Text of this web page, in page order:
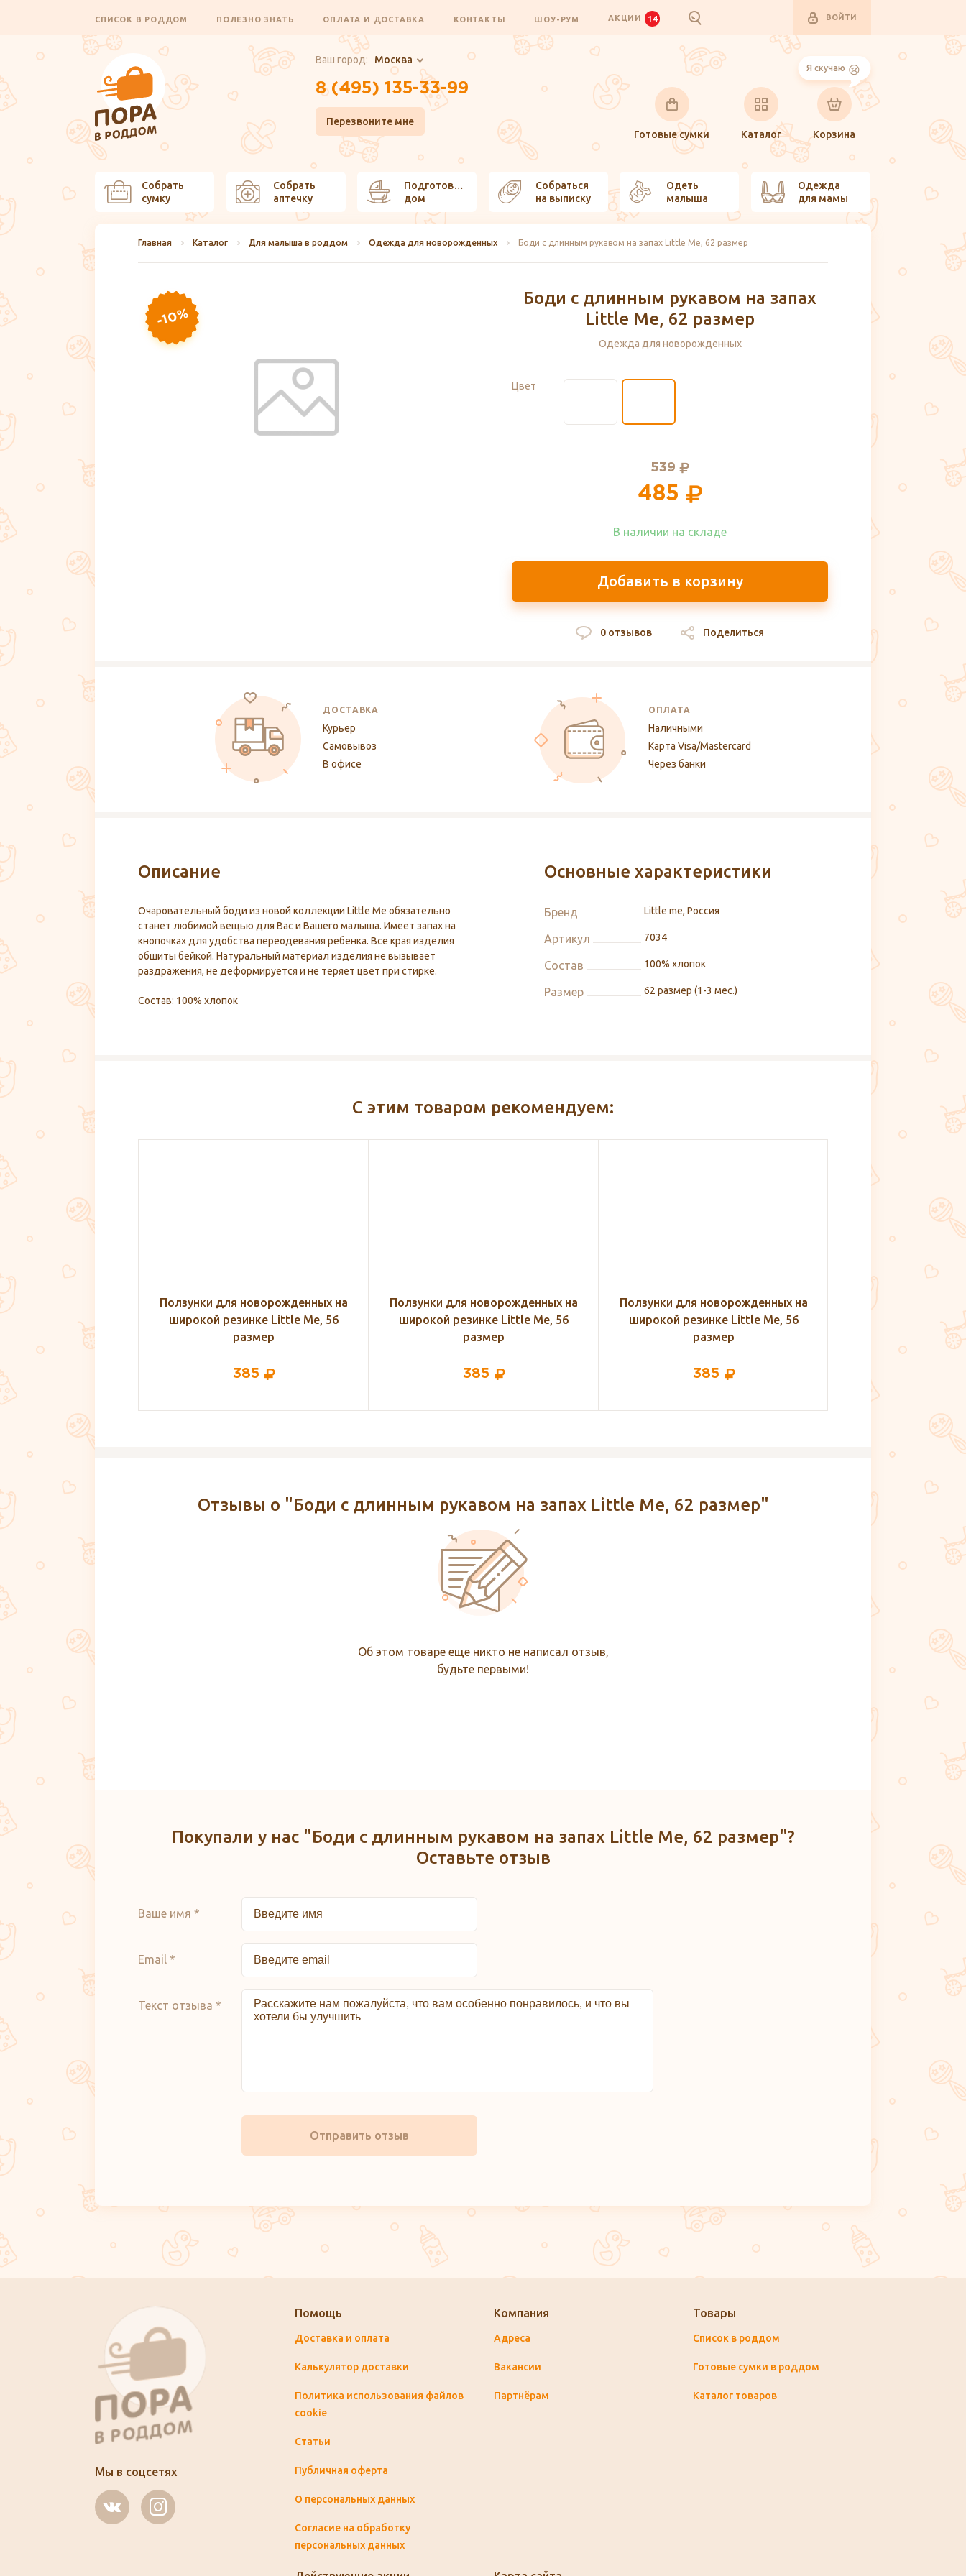
СПИСОК В РОДДОМ ПОЛЕЗНО ЗНАТЬ ОПЛАТА И ДОСТАВКА КОНТАКТЫ ШОУ-РУМ АКЦИИ 14 ВОЙТИ
Ваш город: Москва
8 (495) 135-33-99
Перезвоните мне
Готовые сумки
Каталог
Я скучаю
Корзина
Собрать
сумку
Собрать
аптечку
Подготовить
дом
Собраться
на выписку
Одеть
малыша
Одежда
для мамы
Главная Каталог Для малыша в роддом Одежда для новорожденных Боди с длинным рукавом на запах Little Me, 62 размер
-10%
Боди с длинным рукавом на запах
Little Me, 62 размер
Одежда для новорожденных
Цвет
539
485
В наличии на складе​
Добавить в корзину
0 отзывов Поделиться
ДОСТАВКА
Курьер
Самовывоз
В офисе
ОПЛАТА
Наличными
Карта Visa/Mastercard
Через банки
Описание
Очаровательный боди из новой коллекции Little Me обязательно
станет любимой вещью для Вас и Вашего малыша. Имеет запах на
кнопочках для удобства переодевания ребенка. Все края изделия
обшиты бейкой. Натуральный материал изделия не вызывает
раздражения, не деформируется и не теряет цвет при стирке.
Состав: 100% хлопок
Основные характеристики
Бренд Little me, Россия
Артикул 7034
Состав 100% хлопок
Размер 62 размер (1-3 мес.)
С этим товаром рекомендуем:
новорожденных на
Little Me, 56
385
Ползунки для новорожденных на
широкой резинке Little Me, 56
размер
385
Ползунки для новорожденных на
широкой резинке Little Me, 56
размер
385
Ползунки для новорожденных на
широкой резинке Little Me, 56
размер
385
Ползунки для
широкой резинке
размер
Отзывы о "Боди с длинным рукавом на запах Little Me, 62 размер"
Об этом товаре еще никто не написал отзыв,
будьте первыми!
Покупали у нас "Боди с длинным рукавом на запах Little Me, 62 размер"?
Оставьте отзыв
Ваше имя *
Email *
Текст отзыва *
Отправить отзыв
Мы в соцсетях
Помощь
Доставка и оплата
Калькулятор доставки
Политика использования файлов
cookie
Статьи
Публичная оферта
О персональных данных
Согласие на обработку
персональных данных
Компания
Адреса
Вакансии
Партнёрам
Товары
Список в роддом
Готовые сумки в роддом
Каталог товаров